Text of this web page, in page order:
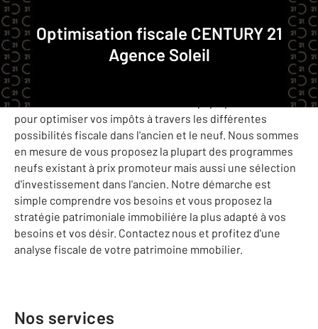
Optimisation fiscale CENTURY 21
Agence Soleil
Agence immobilière
Bruno FERRAND, Gérant
Bénéficiez du savoir faire de notre équipe patrimoniale
pour optimiser vos impôts à travers les différentes
possibilités fiscale dans l'ancien et le neuf. Nous sommes
en mesure de vous proposez la plupart des programmes
neufs existant à prix promoteur mais aussi une sélection
d'investissement dans l'ancien. Notre démarche est
simple comprendre vos besoins et vous proposez la
stratégie patrimoniale immobiliére la plus adapté à vos
besoins et vos désir. Contactez nous et profitez d'une
analyse fiscale de votre patrimoine mmobilier.
Nos services